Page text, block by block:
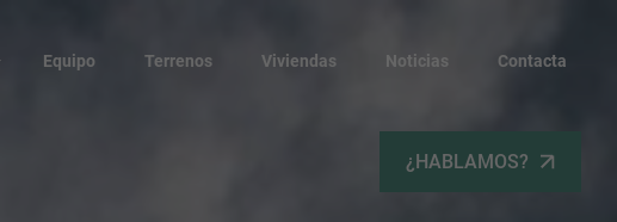
Equipo Terrenos Viviendas Noticias Contacta
¿HABLAMOS?